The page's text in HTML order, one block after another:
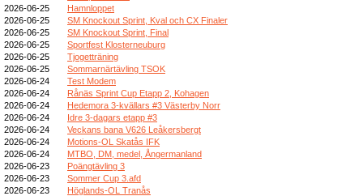
2026-06-25
Hamnloppet
2026-06-25
SM Knockout Sprint, Kval och CX Finaler
2026-06-25
SM Knockout Sprint, Final
2026-06-25
Sportfest Klosterneuburg
2026-06-25
Tjogetträning
2026-06-25
Sommarnärtävling TSOK
2026-06-24
Test Modem
2026-06-24
Rånäs Sprint Cup Etapp 2, Kohagen
2026-06-24
Hedemora 3-kvällars #3 Västerby Norr
2026-06-24
Idre 3-dagars etapp #3
2026-06-24
Veckans bana V626 Leåkersbergt
2026-06-24
Motions-OL Skatås IFK
2026-06-24
MTBO, DM, medel, Ångermanland
2026-06-23
Poängtävling 3
2026-06-23
Sommer Cup 3.afd
2026-06-23
Höglands-OL Tranås